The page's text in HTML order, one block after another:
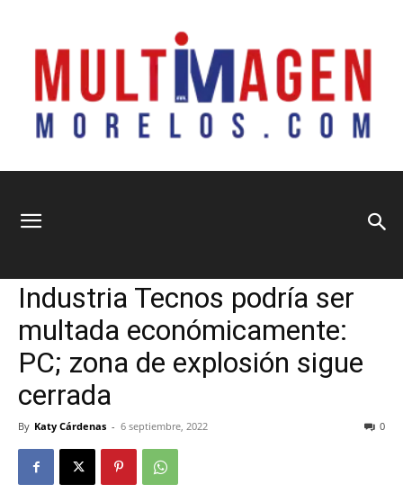
Morelos
Industria Tecnos podría ser
multada económicamente:
PC; zona de explosión sigue
cerrada
By Katy Cárdenas - 6 septiembre, 2022 0